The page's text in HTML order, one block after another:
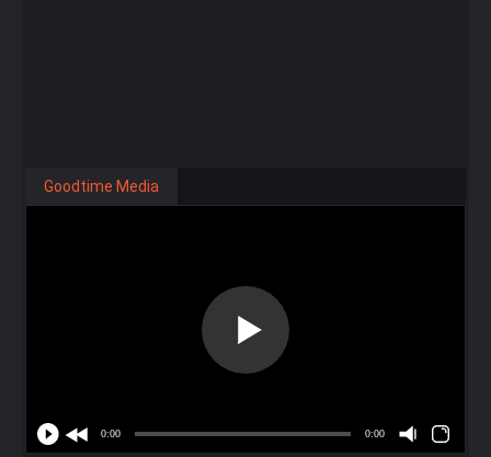
Goodtime Media